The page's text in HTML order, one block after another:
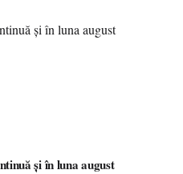
și în luna august